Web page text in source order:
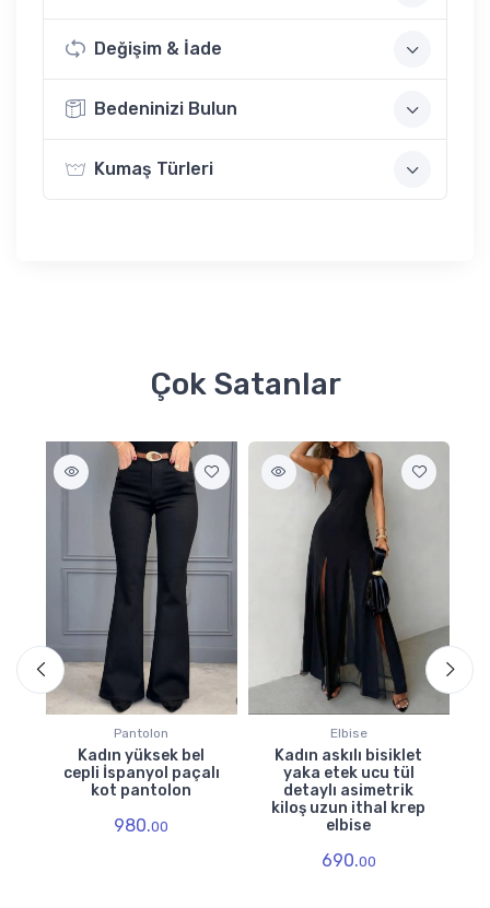
Değişim & İade
Bedeninizi Bulun
Kumaş Türleri
Çok Satanlar
Pantolon
Kadın yüksek bel
cepli İspanyol paçalı
kot pantolon
980.00
Elbise
Kadın askılı bisiklet
yaka etek ucu tül
detaylı asimetrik
kiloş uzun ithal krep
elbise
690.00